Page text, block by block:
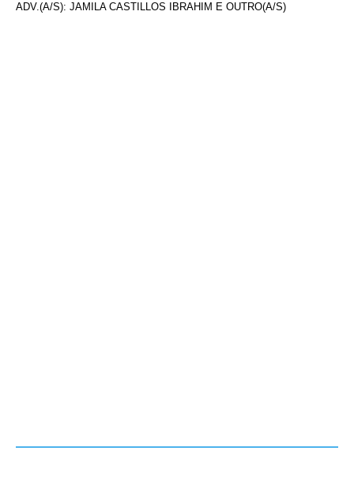
ADV.(A/S): JAMILA CASTILLOS IBRAHIM E OUTRO(A/S)